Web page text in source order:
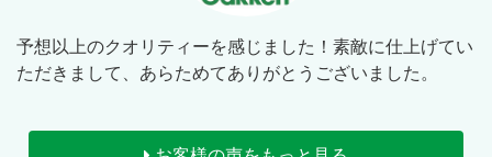
予想以上のクオリティーを感じました！素敵に仕上げてい
ただきまして、あらためてありがとうございました。